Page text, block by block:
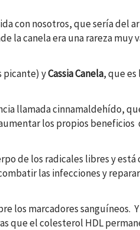
con nosotros, que sería del
la canela era una rareza muy
picante) yCassia Canela, que es
llamada cinnamaldehído,
los propios beneficios
de los radicales libres y está
las infecciones y
los marcadores sanguíneos.
que el colesterol HDL